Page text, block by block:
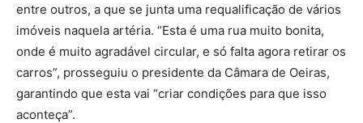
entre outros, a que se junta uma requalificação de vários
imóveis naquela artéria. “Esta é uma rua muito bonita,
onde é muito agradável circular, e só falta agora retirar os
carros”, prosseguiu o presidente da Câmara de Oeiras,
garantindo que esta vai “criar condições para que isso
aconteça”.